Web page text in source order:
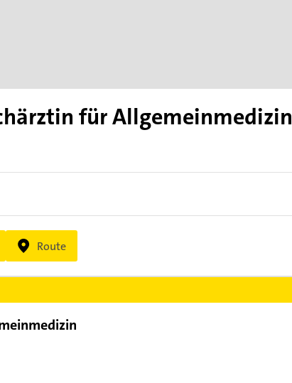
für Allgemeinmedizin
Route